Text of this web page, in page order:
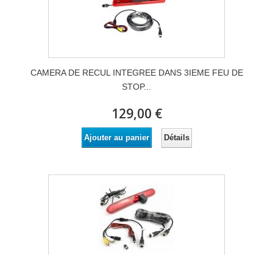
CAMERA DE RECUL INTEGREE DANS 3IEME FEU DE
STOP...
129,00 €
Ajouter au panier Détails